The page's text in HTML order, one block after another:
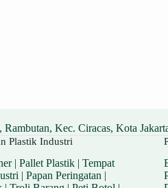
Kec. Ciracas, Kota
Plastik Industri
| Pallet Plastik| Tempat
| Papan Peringatan |